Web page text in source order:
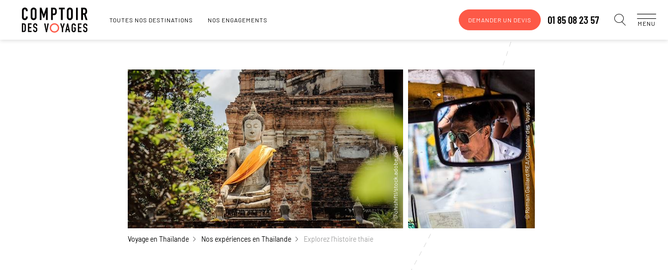
TOUTES NOS DESTINATIONS NOS ENGAGEMENTS DEMANDER UN DEVIS 01 85 08 23 57 MENU
Voyage en Thaïlande Nos expériences en Thaïlande Explorez l’histoire thaïe